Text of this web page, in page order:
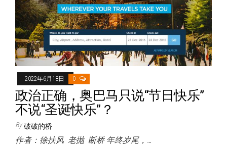
2022年6月18日 0
政治正确，奥巴马只说“节日快乐”
不说“圣诞快乐”？
By 破破的桥
作者：徐扶风 老抛 断桥 年终岁尾，…